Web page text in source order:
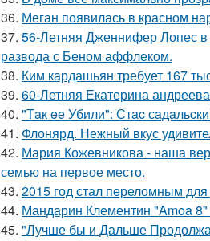
36. Меган появилась в красном
37. 56-Летняя Дженнифер Лопес в
развода с Беном аффлеком.
38. Ким кардашьян требует 167
39. 60-Летняя Екатерина
40. "Тaк ee Убили": Стac
41. Флонярд. Нежный вкус
42. Мария Кожевникова - наша
семью на первое место.
43. 2015 год стал переломным
44. Мандарин Клементин "Amoa
45. "Лучше бы и Дальше